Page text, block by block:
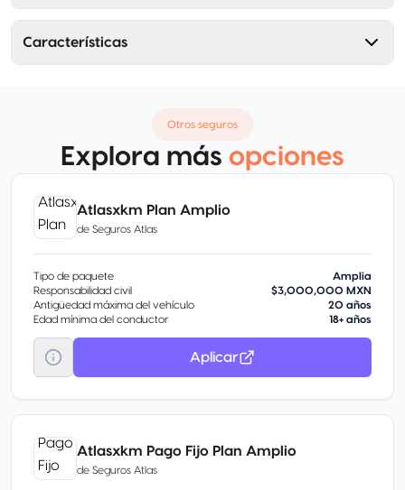
Características
Otros seguros
Explora más opciones
Atlasxkm Plan Amplio
de Seguros Atlas
Tipo de paquete
Amplia
Responsabilidad civil
$3,000,000 MXN
Antigüedad máxima del vehículo
20 años
Edad mínima del conductor
18+ años
Aplicar
Atlasxkm Pago Fijo Plan Amplio
de Seguros Atlas